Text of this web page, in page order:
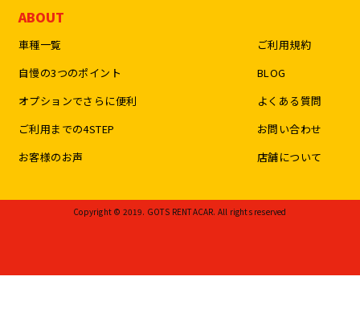
ABOUT
車種一覧
ご利用規約
自慢の3つのポイント
BLOG
オプションでさらに便利
よくある質問
ご利用までの4STEP
お問い合わせ
お客様のお声
店舗について
Copyright © 2019. GOTS RENTACAR. All rights reserved